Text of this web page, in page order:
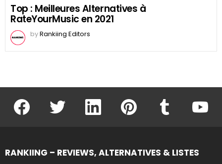
Top : Meilleures Alternatives à
RateYourMusic en 2021
byRankiing Editors
facebook twitter linkedin pinterest
RANKIING – REVIEWS, ALTERNATIVES & LISTES